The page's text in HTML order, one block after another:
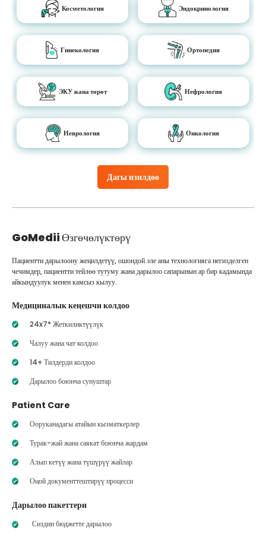
Дагы изилдөө
Косметология Эндокринология
Гинекология Ортопедия
ЭКУ жана төрөт Нефрология
Неврология Онкология
GoMediiӨзгөчөлүктөрү
Пациентти дарылоону жеңилдетүү, ошондой эле аны технологияга негизделген
чечимдер, пациентти тейлөө тутуму жана дарылоо сапарынын ар бир кадамында
айкындуулук менен камсыз кылуу.
Медициналык кеңешчи колдоо
24x7* Жеткиликтүүлүк
Чалуу жана чат колдоо
14+ Тилдерди колдоо
Дарылоо боюнча сунуштар
Patient Care
Ооруканадагы атайын кызматкерлер
Турак-жай жана саякат боюнча жардам
Алып кетүү жана түшүрүү жайлар
Оңой документтештирүү процесси
Дарылоо пакеттери
Сиздин бюджетте дарылоо